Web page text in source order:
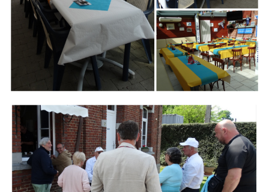
Branding
ARMCHAIR